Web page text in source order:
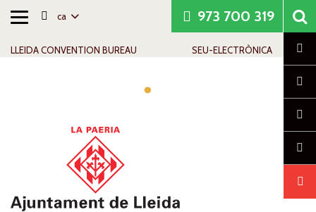
Alternar
ca
LLEIDA CONVENTION BUREAU SEU-ELECTRÒNICA
973 700 319